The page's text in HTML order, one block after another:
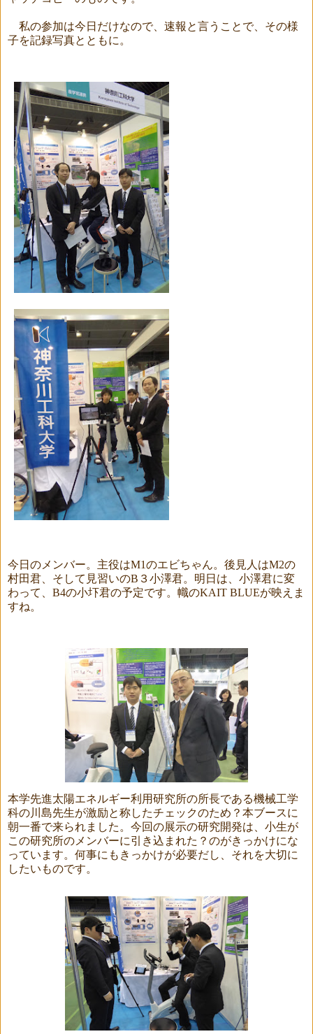
私の参加は今日だけなので、速報と言うことで、その様
子を記録写真とともに。
今日のメンバー。主役はM1のエビちゃん。後見人はM2の
村田君、そして見習いのB３小澤君。明日は、小澤君に変
わって、 B4の小圷君の予定です。幟のKAIT BLUEが映えま
すね。
本学先進太陽エネルギー利用研究所の所長である機械工学
科の川島先生が激励と称したチェックのため？本ブースに
朝一番で来られました。今回の展示の研究開発は、小生が
この研究所のメンバーに引き込まれた？のがきっかけにな
っています。何事にもきっかけが必要だし、それを大切に
したいものです。